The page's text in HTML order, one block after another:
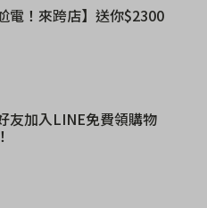
尬電！來跨店】送你$2300
友加入LINE免費領購物